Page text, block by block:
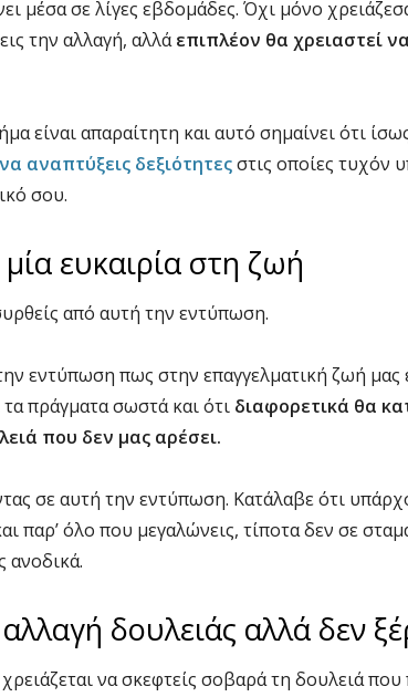
μέσα σε λίγες εβδομάδες. Όχι μόνο
την αλλαγή, αλλάεπιπλέον θα χρειαστεί
είναι απαραίτητη και αυτό σημαίνει ότι
να αναπτύξεις δεξιότητεςστις οποίες τυχόν
σου.
ευκαιρία στη ζωή
από αυτή την εντύπωση.
εντύπωση πως στην επαγγελματική ζωή μας
πράγματα σωστά και ότι διαφορετικά θα
που δεν μας αρέσει.
σε αυτή την εντύπωση. Κατάλαβε ότι
παρ’ όλο που μεγαλώνεις, τίποτα δεν σε
ανοδικά.
δουλειάς αλλά δεν
να σκεφτείς σοβαρά τη δουλειά που